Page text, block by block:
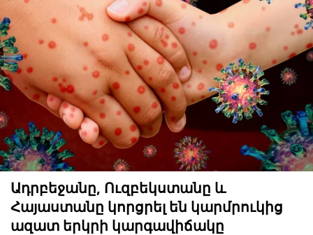
Ադրբեջանը, Ուզբեկստանը և
Հայաստանը կորցրել են կարմրուկից
ազատ երկրի կարգավիճակը